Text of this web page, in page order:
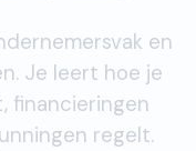
en
Je leert hoe je
financieringen
regelt.